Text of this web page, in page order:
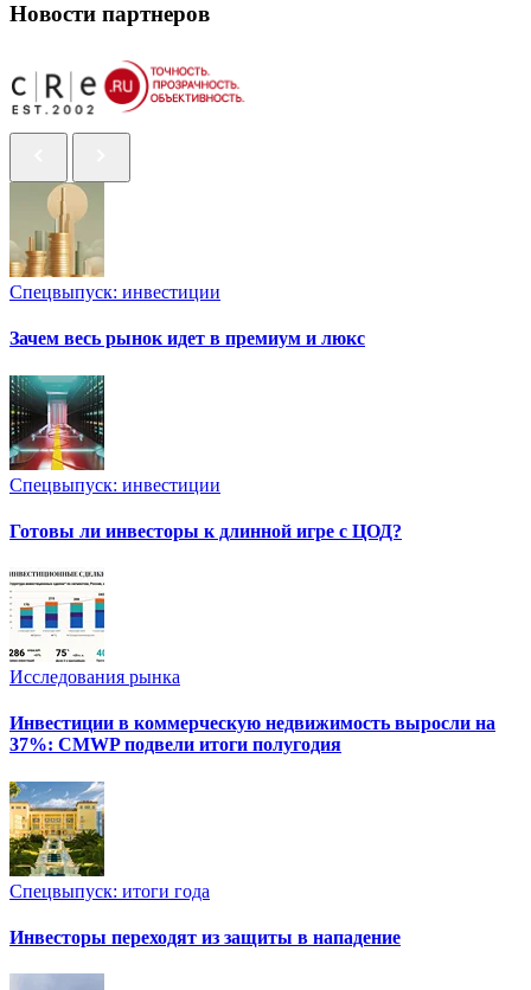
Новости партнеров
Спецвыпуск: инвестиции
Зачем весь рынок идет в премиум и люкс
Спецвыпуск: инвестиции
Готовы ли инвесторы к длинной игре с ЦОД?
Исследования рынка
Инвестиции в коммерческую недвижимость выросли на
37%: CMWP подвели итоги полугодия
Спецвыпуск: итоги года
Инвесторы переходят из защиты в нападение